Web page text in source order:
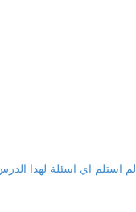
لم استلم اي اسئلة لهذا